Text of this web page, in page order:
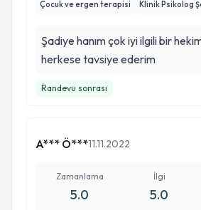
Çocuk ve ergen terapisi Klinik Psikolog
Şadiye hanım çok iyi ilgili bir
herkese tavsiye ederim
Randevu sonrası
A*** Ö***11.11.2022
Zamanlama
5.0
İlgi
5.0